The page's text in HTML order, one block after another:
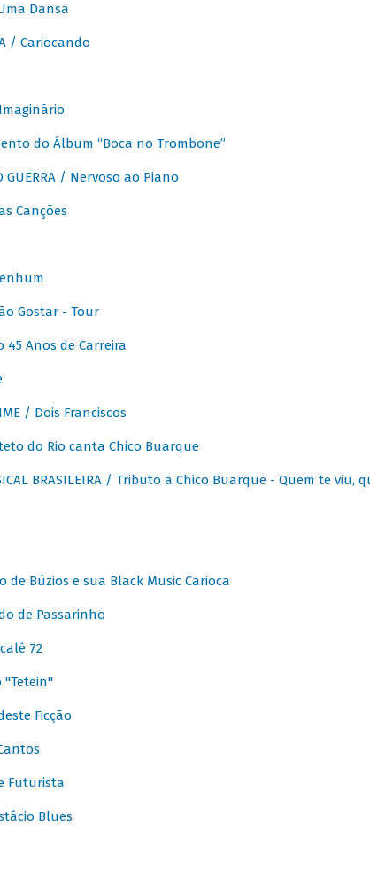
Dansa
/ Cariocando
do Álbum “Boca no Trombone”
GUERRA / Nervoso ao Piano
Canções
Gostar - Tour
45 Anos de Carreira
/ Dois Franciscos
do Rio canta Chico Buarque
BRASILEIRA / Tributo a Chico Buarque - Quem te viu,
de Búzios e sua Black Music Carioca
de Passarinho
72
"Tetein"
Ficção
Futurista
Blues